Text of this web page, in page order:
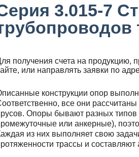
3.015-7
получения счета на продукцию,
или направлять заявки по
конструкции опор
все они
Опоры бывают разных
или анкерные),
из них выполняет свою
трассы и